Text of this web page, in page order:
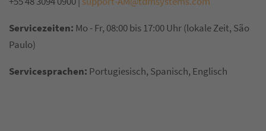
Servicezeiten: Mo - Fr, 08:00 bis 17:00 Uhr (lokale Zeit, São
Paulo)
Servicesprachen: Portugiesisch, Spanisch, Englisch